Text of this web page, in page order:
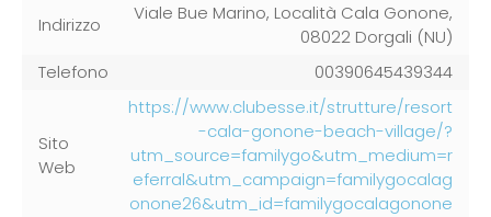
Indirizzo
Viale Bue Marino, Località Cala Gonone,
08022 Dorgali (NU)
Telefono
00390645439344
Sito
Web
https://www.clubesse.it/strutture/resort
-cala-gonone-beach-village/?
utm_source=familygo&utm_medium=r
eferral&utm_campaign=familygocalag
onone26&utm_id=familygocalagonone